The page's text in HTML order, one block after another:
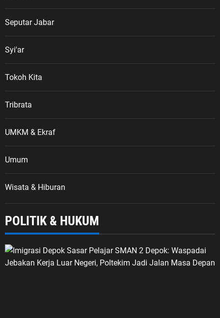
Seputar Jabar
Syi'ar
Tokoh Kita
Tribrata
UMKM & Ekraf
Umum
Wisata & Hiburan
POLITIK & HUKUM